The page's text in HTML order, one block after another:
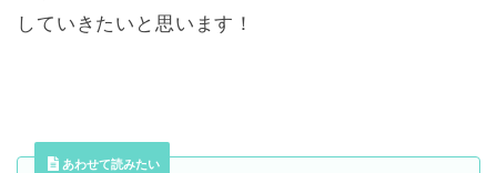
していきたいと思います！
あわせて読みたい